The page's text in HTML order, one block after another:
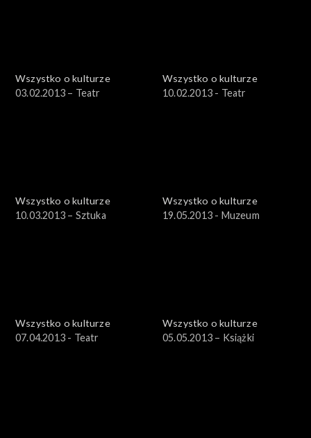
Wszystko o kulturze
03.02.2013 – Teatr
Wszystko o kulturze
10.02.2013 - Teatr
Wszystko o kulturze
10.03.2013 – Sztuka
Wszystko o kulturze
19.05.2013 - Muzeum
Wszystko o kulturze
07.04.2013 - Teatr
Wszystko o kulturze
05.05.2013 – Książki